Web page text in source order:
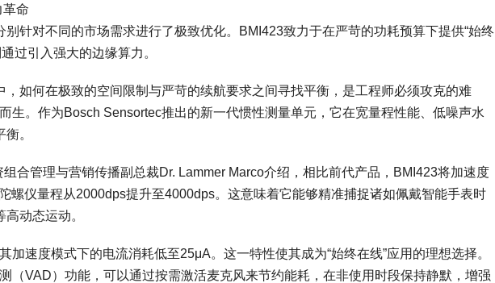
革命
针对不同的市场需求进行了极致优化。BMI423致力于在严苛的功耗预算下提供“始终
过引入强大的边缘算力。
如何在极致的空间限制与严苛的续航要求之间寻找平衡，是工程师必须攻克的难
生。作为Bosch Sensortec推出的新一代惯性测量单元，它在宽量程性能、低噪声水
。
合管理与营销传播副总裁Dr. Lammer Marco介绍，相比前代产品，BMI423将加速度
螺仪量程从2000dps提升至4000dps。这意味着它能够精准捕捉诸如佩戴智能手表时
动态运动。
加速度模式下的电流消耗低至25μA。这一特性使其成为“始终在线”应用的理想选择。
（VAD）功能，可以通过按需激活麦克风来节约能耗，在非使用时段保持静默，增强